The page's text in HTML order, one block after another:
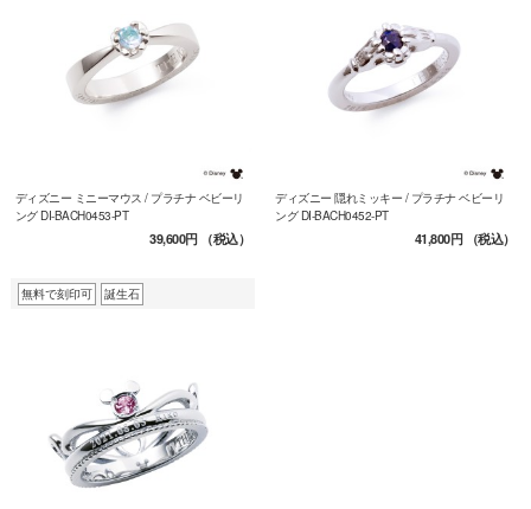
ディズニー ミニーマウス / プラチナ ベビーリ
ング DI-BACH0453-PT
39,600円（税込）
ディズニー 隠れミッキー / プラチナ ベビーリ
ング DI-BACH0452-PT
41,800円（税込）
無料で刻印可 誕生石